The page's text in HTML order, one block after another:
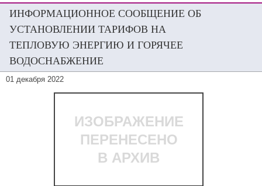
ИНФОРМАЦИОННОЕ СООБЩЕНИЕ ОБ
УСТАНОВЛЕНИИ ТАРИФОВ НА
ТЕПЛОВУЮ ЭНЕРГИЮ И ГОРЯЧЕЕ
ВОДОСНАБЖЕНИЕ
01 декабря 2022
ИЗОБРАЖЕНИЕ
ПЕРЕНЕСЕНО
В АРХИВ